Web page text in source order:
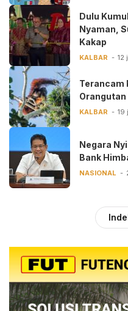
Dulu
Nyaman,
Kakap
KALBAR 12
Terancam
KALBAR 19
Negara
Bank
NASIONAL